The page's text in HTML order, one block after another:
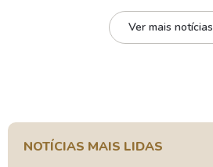
Ver mais notícias
NOTÍCIAS MAIS LIDAS